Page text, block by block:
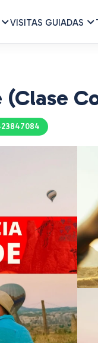
VISITAS GUIADAS
(Clase